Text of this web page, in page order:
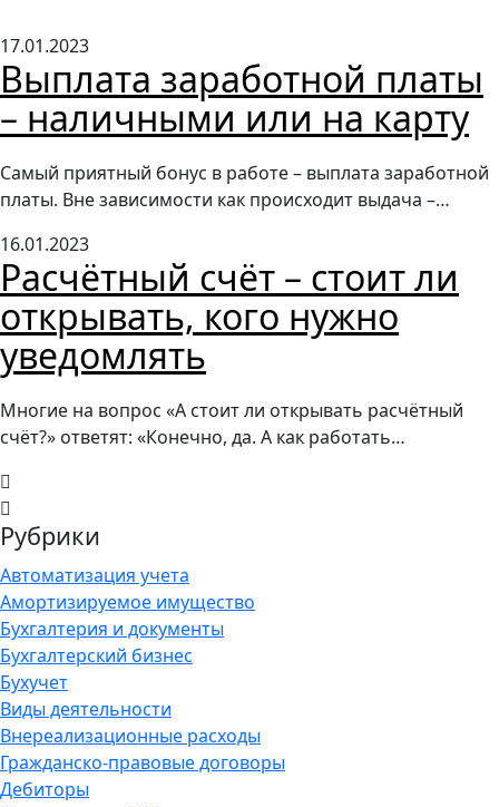
17.01.2023
Выплата заработной платы
– наличными или на карту
Самый приятный бонус в работе – выплата заработной
платы. Вне зависимости как происходит выдача –…
16.01.2023
Расчётный счёт – стоит ли
открывать, кого нужно
уведомлять
Многие на вопрос «А стоит ли открывать расчётный
счёт?» ответят: «Конечно, да. А как работать…
Рубрики
Автоматизация учета
Амортизируемое имущество
Бухгалтерия и документы
Бухгалтерский бизнес
Бухучет
Виды деятельности
Внереализационные расходы
Гражданско-правовые договоры
Дебиторы